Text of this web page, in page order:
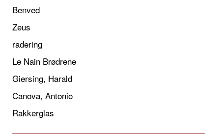
Benved
Zeus
radering
Le Nain Brødrene
Giersing, Harald
Canova, Antonio
Rakkerglas